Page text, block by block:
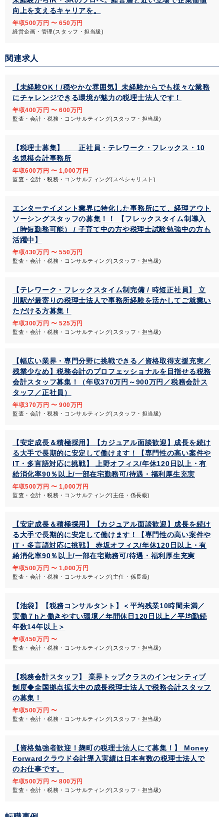
向上を支えるキャリアを。
年収500万円 〜 650万円
経営企画・管理(スタッフ・担当級)
関連求人
【未経験OK！/穏やかな雰囲気】未経験からでも様々な業務
にチャレンジできる環境が魅力の税理士法人です！
年収400万円 〜 600万円
監査・会計・税務・コンサルティング(スタッフ・担当級)
【税理士募集】 正社員・テレワーク・フレックス・10
名規模会計事務所
年収600万円 〜 1,000万円
監査・会計・税務・コンサルティング(スペシャリスト)
エンターテイメント業界に特化した事務所にて、経理アウト
ソーシングスタッフの募集！！ 【フレックスタイム制導入
（時短勤務可能） / 子育て中の方や税理士試験勉強中の方も
活躍中】
年収430万円 〜 550万円
監査・会計・税務・コンサルティング(スタッフ・担当級)
【テレワーク・フレックスタイム制完備 / 時短正社員】 立
川駅が最寄りの税理士法人で事務所経験を活かしてご就業い
ただける方募集！
年収300万円 〜 525万円
監査・会計・税務・コンサルティング(スタッフ・担当級)
【幅広い業界・専門分野に挑戦できる／資格取得支援充実／
残業少なめ】税務会計のプロフェッショナルを目指せる税務
会計スタッフ募集！（年収370万円～900万円／税務会計ス
タッフ／正社員）
年収370万円 〜 900万円
監査・会計・税務・コンサルティング(スタッフ・担当級)
【安定成長＆積極採用】【カジュアル面談歓迎】成長を続け
る大手で長期的に安定して働けます！【専門性の高い案件や
IT・多言語対応に挑戦】 上野オフィス/年休120日以上・有
給消化率90％以上/一部在宅勤務可/待遇・福利厚生充実
年収500万円 〜 1,000万円
監査・会計・税務・コンサルティング(主任・係長級)
【安定成長＆積極採用】【カジュアル面談歓迎】成長を続け
る大手で長期的に安定して働けます！【専門性の高い案件や
IT・多言語対応に挑戦】 赤坂オフィス/年休120日以上・有
給消化率90％以上/一部在宅勤務可/待遇・福利厚生充実
年収500万円 〜 1,000万円
監査・会計・税務・コンサルティング(主任・係長級)
【池袋】【税務コンサルタント】＜平均残業10時間未満／
実働７hと働きやすい環境／年間休日120日以上／平均勤続
年数14年以上＞
年収450万円 〜
監査・会計・税務・コンサルティング(スタッフ・担当級)
【税務会計スタッフ】 業界トップクラスのインセンティブ
制度◆全国拠点拡大中の成長税理士法人で税務会計スタッフ
の募集！
年収500万円 〜
監査・会計・税務・コンサルティング(スタッフ・担当級)
【資格勉強者歓迎！麹町の税理士法人にて募集！】 Money
Forwardクラウド会計導入実績は日本有数の税理士法人で
のお仕事です。
年収500万円 〜 800万円
監査・会計・税務・コンサルティング(スタッフ・担当級)